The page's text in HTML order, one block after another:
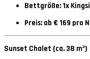
Bettgröße: 1x
Preis: ab € 169 pro
Sunset Chalet (ca. 38 m²)